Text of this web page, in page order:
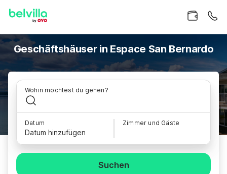
Geschäftshäuser in Espace San Bernardo
Wohin möchtest du gehen?
Datum
Datum hinzufügen
Zimmer und Gäste
Suchen